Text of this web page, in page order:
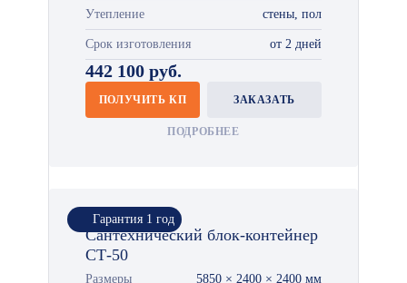
Утепление стены, пол
Срок изготовления от 2 дней
442 100 руб.
ПОЛУЧИТЬ КП ЗАКАЗАТЬ
ПОДРОБНЕЕ
Гарантия 1 год
Сантехнический блок-контейнер
СТ-50
Размеры 5850 × 2400 × 2400 мм